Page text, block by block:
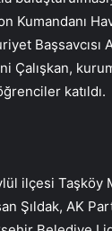
Kumandanı
Başsavcısı
Çalışkan,
katıldı.
ilçesi Taşköy
Şıldak, AK